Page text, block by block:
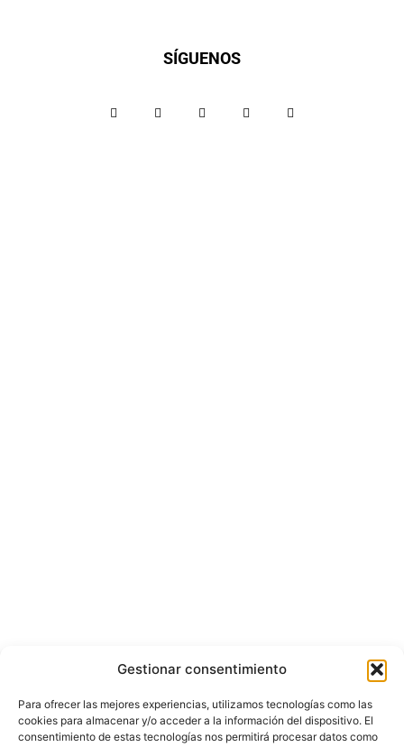
Gestionar consentimiento
Para ofrecer las mejores experiencias, utilizamos tecnologías como las
cookies para almacenar y/o acceder a la información del dispositivo. El
consentimiento de estas tecnologías nos permitirá procesar datos como
SÍGUENOS